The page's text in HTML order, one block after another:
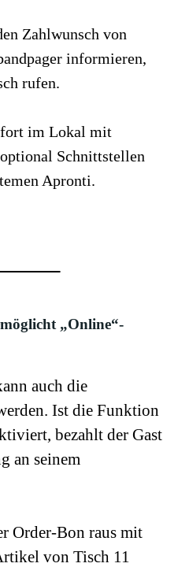
Zahlwunsch von
informieren,
rufen.
im Lokal mit
Schnittstellen
Apronti.
„Online“-
auch die
Ist die Funktion
bezahlt der Gast
an seinem
Order-Bon raus mit
von Tisch 11